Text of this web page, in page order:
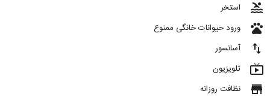
pool استخر
pets ورود حیوانات خانگی ممنوع
import_export آسانسور
live_tv تلویزیون
store نظافت روزانه